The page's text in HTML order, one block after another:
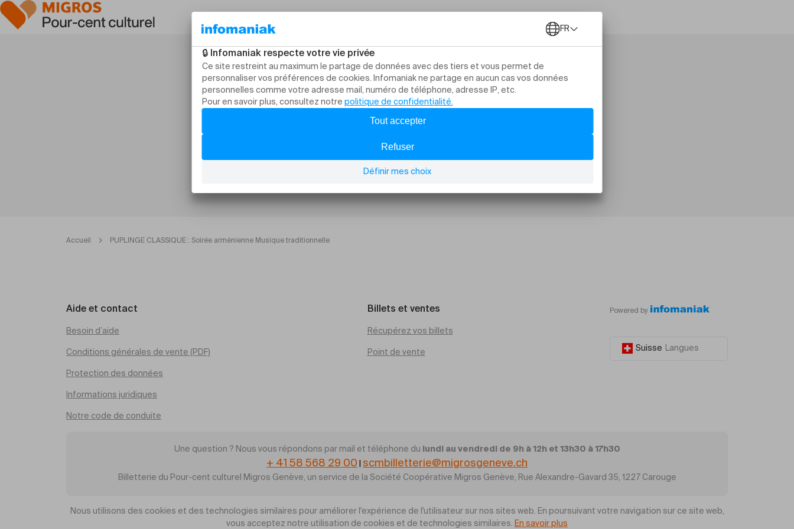
Accueil PUPLINGE CLASSIQUE : Soirée arménienne Musique traditionnelle
Aide et contact
Besoin d’aide
Conditions générales de vente (PDF)
Protection des données
Informations juridiques
Notre code de conduite
Billets et ventes
Récupérez vos billets
Point de vente
Powered by
Suisse Langues
Une question ? Nous vous répondons par mail et téléphone du lundi au vendredi de 9h à 12h et 13h30 à 17h30
+ 41 58 568 29 00 scmbilletterie@migrosgeneve.ch
Billetterie du Pour-cent culturel Migros Genève, un service de la Société Coopérative Migros Genève, Rue Alexandre-Gavard 35, 1227 Carouge
Nous utilisons des cookies et des technologies similaires pour améliorer l'expérience de l'utilisateur sur nos sites web. En poursuivant votre navigation sur ce site web,
vous acceptez notre utilisation de cookies et de technologies similaires. En savoir plus